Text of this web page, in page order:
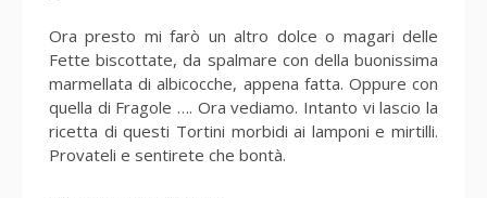
Ora presto mi farò un altro dolce o magari delle
Fette biscottate, da spalmare con della buonissima
marmellata di albicocche, appena fatta. Oppure con
quella di Fragole …. Ora vediamo. Intanto vi lascio la
ricetta di questi Tortini morbidi ai lamponi e mirtilli.
Provateli e sentirete che bontà.